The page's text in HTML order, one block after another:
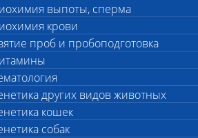
выпоты, сперма
крови
проб и пробоподготовка
других видов животных
кошек
собак
услуг Цена, руб.
в
средой